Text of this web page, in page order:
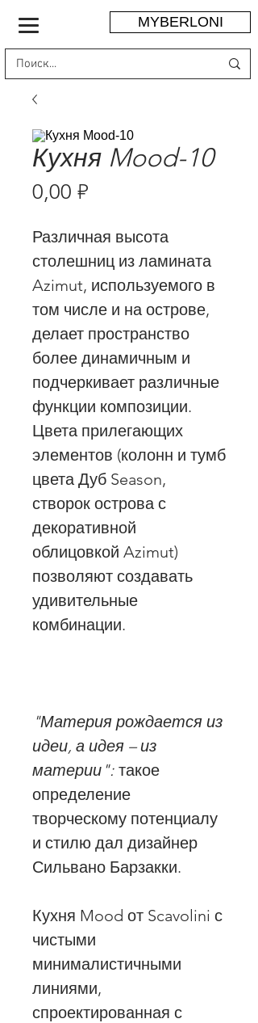
MYBERLONI
Кухня Mood-10
0,00 ₽
Различная высота
столешниц из ламината
Azimut, используемого в
том числе и на острове,
делает пространство
более динамичным и
подчеркивает различные
функции композиции.
Цвета прилегающих
элементов (колонн и тумб
цвета Дуб Season,
створок острова с
декоративной
облицовкой Azimut)
позволяют создавать
удивительные
комбинации.
"Материя рождается из
идеи, а идея – из
материи": такое
определение
творческому потенциалу
и стилю дал дизайнер
Сильвано Барзакки.
Кухня Mood от Scavolini с
чистыми
минималистичными
линиями,
спроектированная с